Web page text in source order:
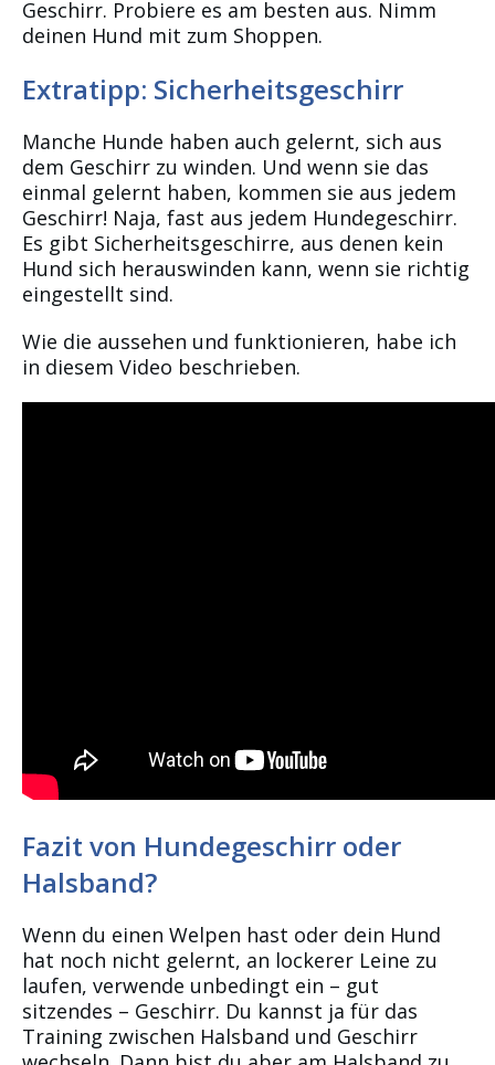
Geschirr. Probiere es am besten aus. Nimm
deinen Hund mit zum Shoppen.
Extratipp: Sicherheitsgeschirr
Manche Hunde haben auch gelernt, sich aus
dem Geschirr zu winden. Und wenn sie das
einmal gelernt haben, kommen sie aus jedem
Geschirr! Naja, fast aus jedem Hundegeschirr.
Es gibt Sicherheitsgeschirre, aus denen kein
Hund sich herauswinden kann, wenn sie richtig
eingestellt sind.
Wie die aussehen und funktionieren, habe ich
in diesem Video beschrieben.
Fazit von Hundegeschirr oder
Halsband?
Wenn du einen Welpen hast oder dein Hund
hat noch nicht gelernt, an lockerer Leine zu
laufen, verwende unbedingt ein – gut
sitzendes – Geschirr. Du kannst ja für das
Training zwischen Halsband und Geschirr